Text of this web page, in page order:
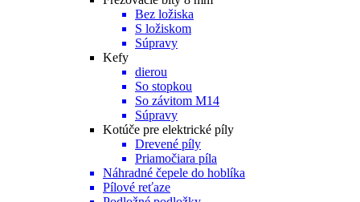
Bez ložiska
S ložiskom
Súpravy
Kefy
dierou
So stopkou
So závitom M14
Súpravy
Kotúče pre elektrické píly
Drevené píly
Priamočiara píla
Náhradné čepele do hoblíka
Pílové reťaze